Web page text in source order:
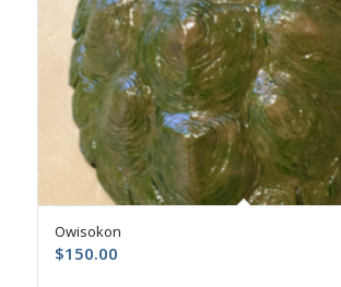
Owisokon
$150.00